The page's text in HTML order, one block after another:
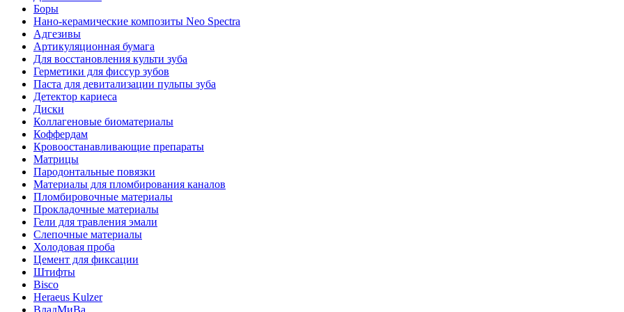
Боры
Нано-керамические композиты Neo Spectra
Адгезивы
Артикуляционная бумага
Для восстановления культи зуба
Герметики для фиссур зубов
Паста для девитализации пульпы зуба
Детектор кариеса
Диски
Коллагеновые биоматериалы
Коффердам
Кровоостанавливающие препараты
Матрицы
Пародонтальные повязки
Материалы для пломбирования каналов
Пломбировочные материалы
Прокладочные материалы
Гели для травления эмали
Слепочные материалы
Холодовая проба
Цемент для фиксации
Штифты
Bisco
Heraeus Kulzer
ВладМиВа